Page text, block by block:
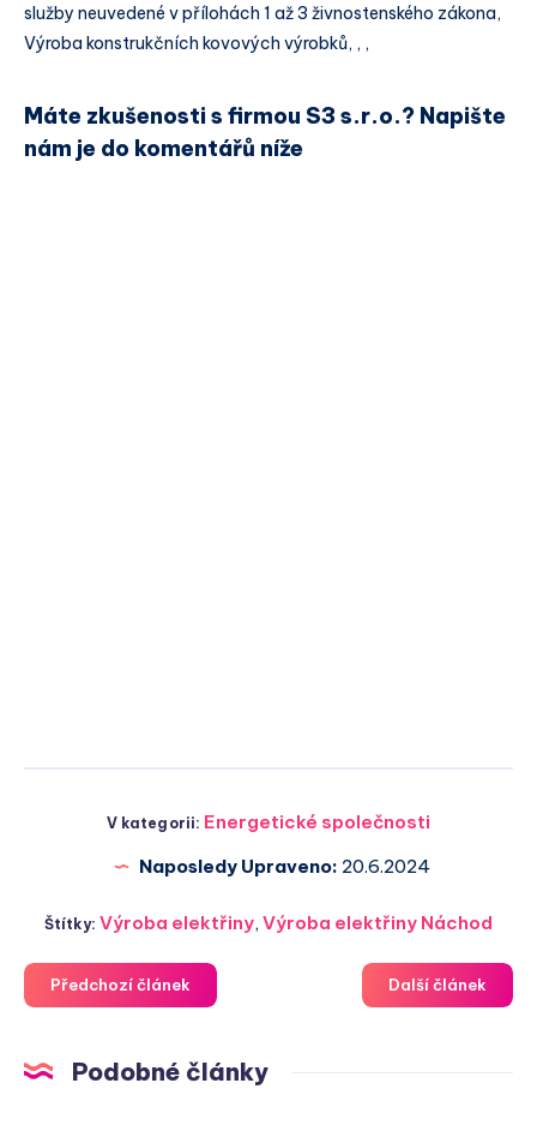
služby neuvedené v přílohách 1 až 3 živnostenského zákona,
Výroba konstrukčních kovových výrobků, , ,
Máte zkušenosti s firmou S3 s.r.o.? Napište
nám je do komentářů níže
V kategorii: Energetické společnosti
Naposledy Upraveno: 20.6.2024
Štítky:Výroba elektřiny,Výroba elektřiny Náchod
Předchozí článek Další článek
Podobné články